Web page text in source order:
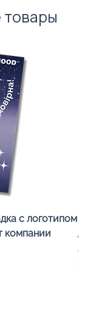
с логотипом
компании
для
Цена